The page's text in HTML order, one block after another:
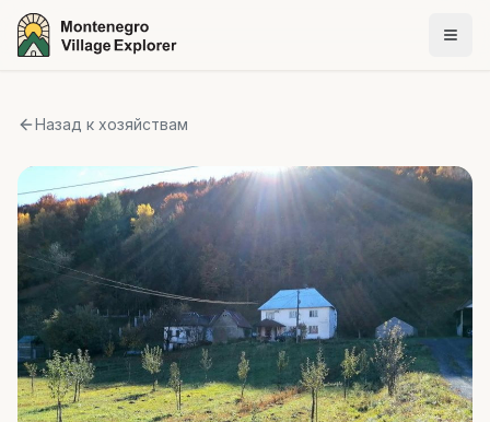
Назад к хозяйствам